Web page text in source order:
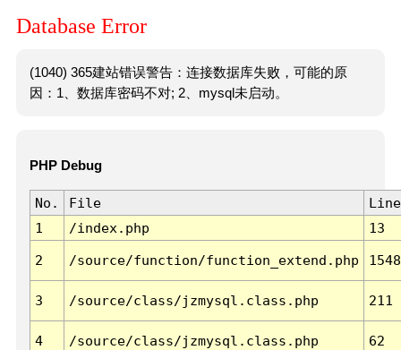
Database Error
(1040) 365建站错误警告：连接数据库失败，可能的原
因：1、数据库密码不对; 2、mysql未启动。
PHP Debug
No. File
Line
1
/index.php 13
2 /source/function/function_extend.php 1548
3 /source/class/jzmysql.class.php 211
4 /source/class/jzmysql.class.php 62